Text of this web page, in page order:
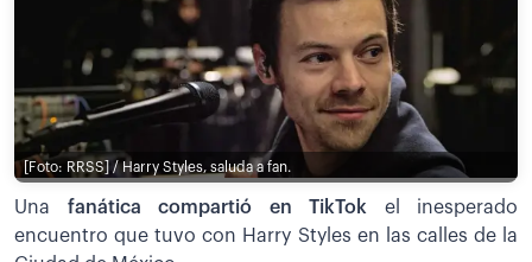
[Foto: RRSS] / Harry Styles, saluda a fan.
Una fanática compartió en TikTok el inesperado
encuentro que tuvo con Harry Styles en las calles de la